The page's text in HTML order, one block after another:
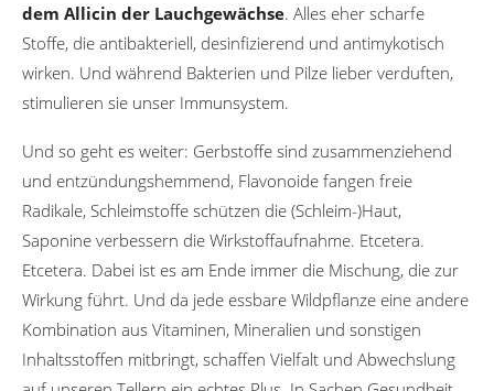
dem Allicin der Lauchgewächse. Alles eher scharfe
Stoffe, die antibakteriell, desinfizierend und antimykotisch
wirken. Und während Bakterien und Pilze lieber verduften,
stimulieren sie unser Immunsystem.
Und so geht es weiter: Gerbstoffe sind zusammenziehend
und entzündungshemmend, Flavonoide fangen freie
Radikale, Schleimstoffe schützen die (Schleim-)Haut,
Saponine verbessern die Wirkstoffaufnahme. Etcetera.
Etcetera. Dabei ist es am Ende immer die Mischung, die zur
Wirkung führt. Und da jede essbare Wildpflanze eine andere
Kombination aus Vitaminen, Mineralien und sonstigen
Inhaltsstoffen mitbringt, schaffen Vielfalt und Abwechslung